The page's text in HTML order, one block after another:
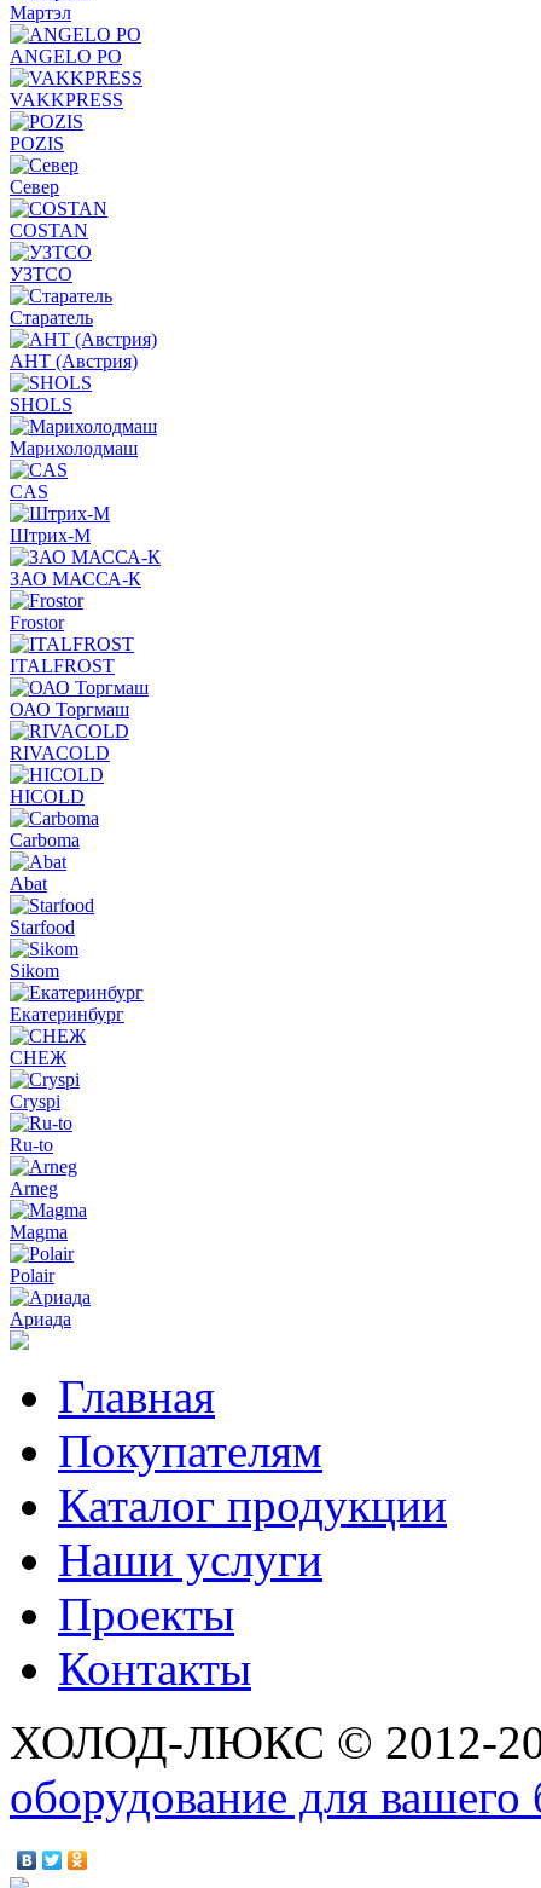
Мартэл
ANGELO PO
VAKKPRESS
POZIS
Север
COSTAN
УЗТСО
Старатель
АНТ (Австрия)
SHOLS
Марихолодмаш
CAS
Штрих-М
ЗАО МАССА-К
Frostor
ITALFROST
ОАО Торгмаш
RIVACOLD
HICOLD
Carboma
Abat
Starfood
Sikom
Екатеринбург
СНЕЖ
Cryspi
Ru-to
Arneg
Magma
Polair
Ариада
Главная
Покупателям
Каталог продукции
Наши услуги
Проекты
Контакты
ХОЛОД-ЛЮКС © 2012-
оборудование для вашего